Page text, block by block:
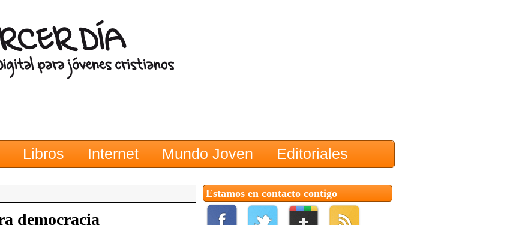
Libros Internet Mundo Joven Editoriales
democracia
Estamos en contacto contigo